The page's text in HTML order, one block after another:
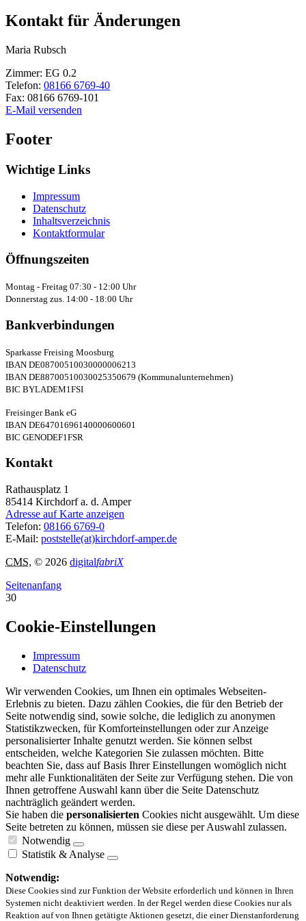
Kontakt für Änderungen
Maria Rubsch
Zimmer: EG 0.2
Telefon: 08166 6769-40
Fax: 08166 6769-101
E-Mail versenden
Footer
Wichtige Links
Impressum
Datenschutz
Inhaltsverzeichnis
Kontaktformular
Öffnungszeiten
Montag - Freitag 07:30 - 12:00 Uhr
Donnerstag zus. 14:00 - 18:00 Uhr
Bankverbindungen
Sparkasse Freising Moosburg
IBAN DE08700510030000006213
IBAN DE88700510030025350679 (Kommunalunternehmen)
BIC BYLADEM1FSI
Freisinger Bank eG
IBAN DE64701696140000600601
BIC GENODEF1FSR
Kontakt
Rathausplatz 1
85414 Kirchdorf a. d. Amper
Adresse auf Karte anzeigen
Telefon: 08166 6769-0
E-Mail: poststelle(at)kirchdorf-amper.de
CMS, © 2026 digitalfabriX
Seitenanfang
30
Cookie-Einstellungen
Impressum
Datenschutz
Wir verwenden Cookies, um Ihnen ein optimales Webseiten-
Erlebnis zu bieten. Dazu zählen Cookies, die für den Betrieb der
Seite notwendig sind, sowie solche, die lediglich zu anonymen
Statistikzwecken, für Komforteinstellungen oder zur Anzeige
personalisierter Inhalte genutzt werden. Sie können selbst
entscheiden, welche Kategorien Sie zulassen möchten. Bitte
beachten Sie, dass auf Basis Ihrer Einstellungen womöglich nicht
mehr alle Funktionalitäten der Seite zur Verfügung stehen. Die von
Ihnen getroffene Auswahl kann über die Seite Datenschutz
nachträglich geändert werden.
Sie haben die personalisierten Cookies nicht ausgewählt. Um diese
Seite betreten zu können, müssen sie diese per Auswahl zulassen.
Notwendig
Statistik & Analyse
Notwendig:
Diese Cookies sind zur Funktion der Website erforderlich und können in Ihren
Systemen nicht deaktiviert werden. In der Regel werden diese Cookies nur als
Reaktion auf von Ihnen getätigte Aktionen gesetzt, die einer Dienstanforderung